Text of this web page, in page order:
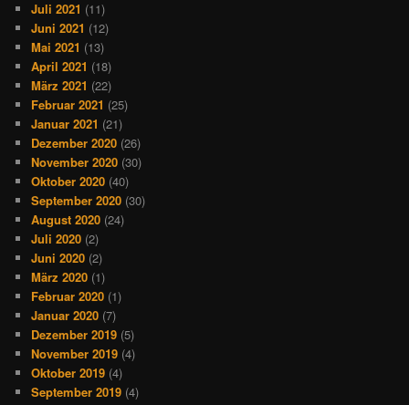
Juli 2021 (11)
Juni 2021 (12)
Mai 2021 (13)
April 2021 (18)
März 2021 (22)
Februar 2021 (25)
Januar 2021 (21)
Dezember 2020 (26)
November 2020 (30)
Oktober 2020 (40)
September 2020 (30)
August 2020 (24)
Juli 2020 (2)
Juni 2020 (2)
März 2020 (1)
Februar 2020 (1)
Januar 2020 (7)
Dezember 2019 (5)
November 2019 (4)
Oktober 2019 (4)
September 2019 (4)